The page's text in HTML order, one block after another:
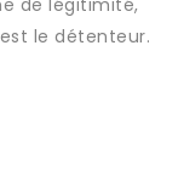
de légitimité,
le détenteur.